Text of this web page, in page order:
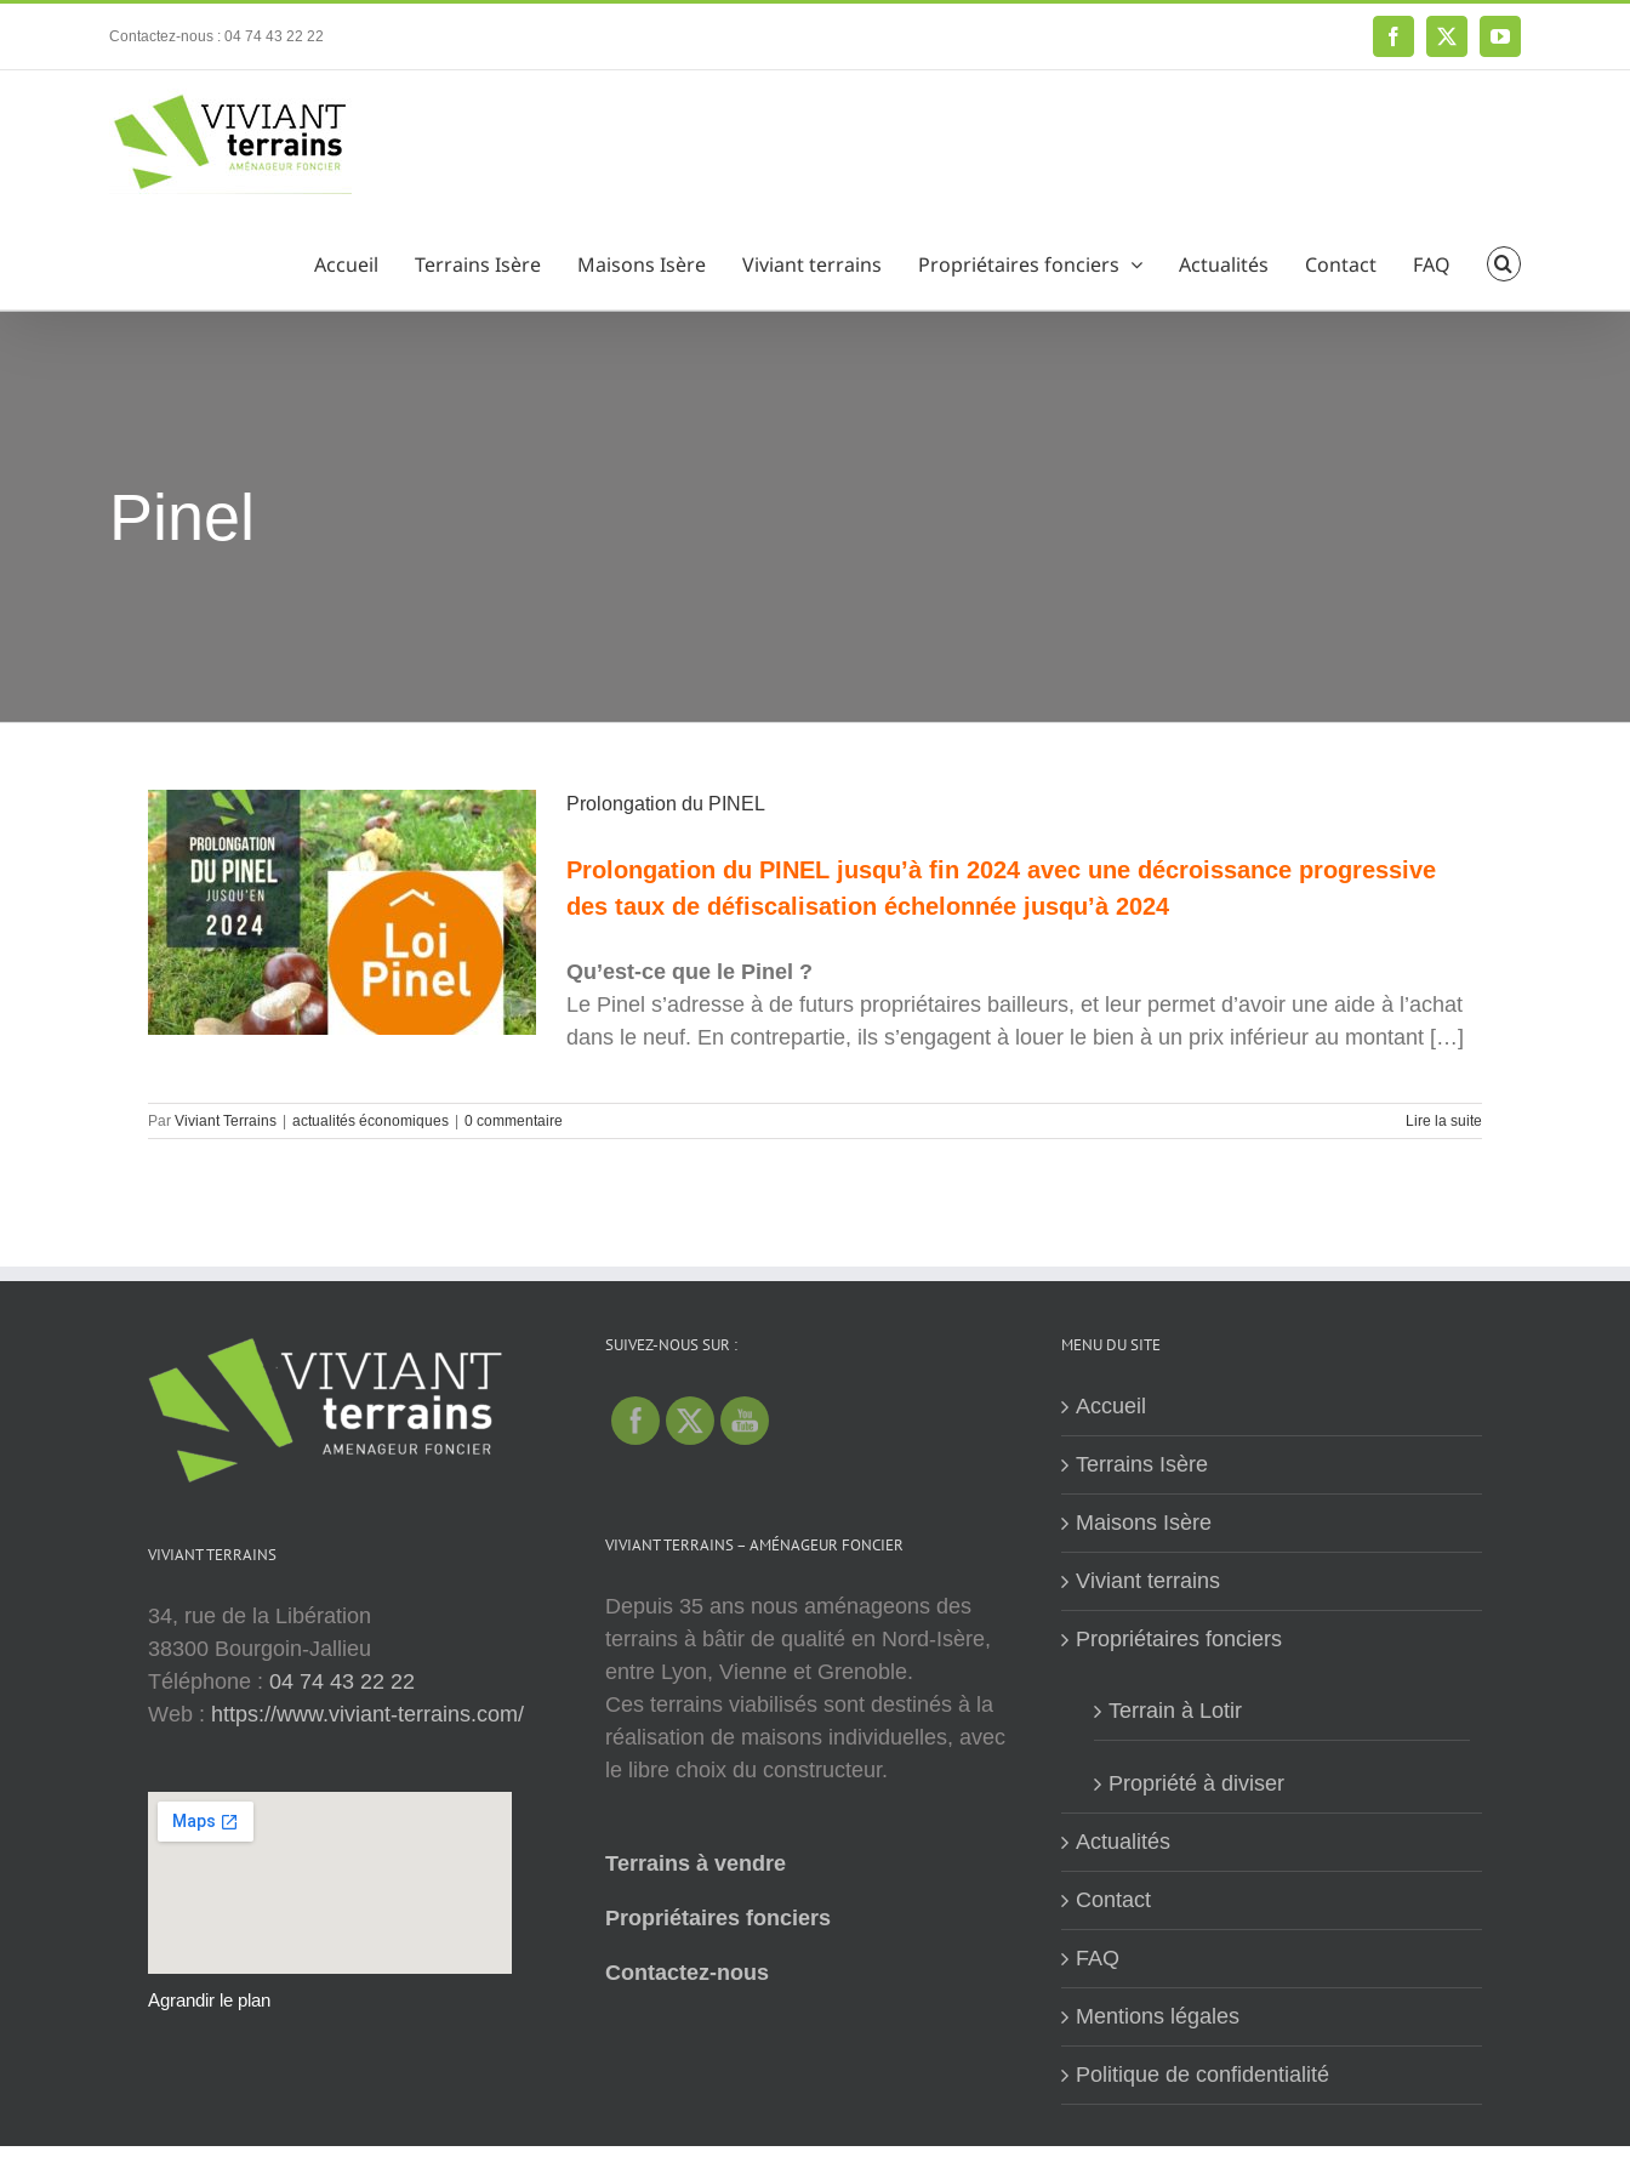
Contactez-nous : 04 74 43 22 22 Facebook
X YouTube
Accueil Terrains Isère Maisons Isère Viviant terrains Propriétaires fonciers Actualités Contact FAQ
Pinel
Prolongation du PINEL
Prolongation du PINEL jusqu’à fin 2024 avec une décroissance progressive
des taux de défiscalisation échelonnée jusqu’à 2024
Qu’est-ce que le Pinel ?
Le Pinel s’adresse à de futurs propriétaires bailleurs, et leur permet d’avoir une aide à l’achat
dans le neuf. En contrepartie, ils s’engagent à louer le bien à un prix inférieur au montant […]
Par Viviant Terrains actualités économiques 0 commentaire Lire la suite
VIVIANT TERRAINS
34, rue de la Libération
38300 Bourgoin-Jallieu
Téléphone : 04 74 43 22 22
Web : https://www.viviant-terrains.com/
Agrandir le plan
SUIVEZ-NOUS SUR :
VIVIANT TERRAINS – AMÉNAGEUR FONCIER
Depuis 35 ans nous aménageons des
terrains à bâtir de qualité en Nord-Isère,
entre Lyon, Vienne et Grenoble.
Ces terrains viabilisés sont destinés à la
réalisation de maisons individuelles, avec
le libre choix du constructeur.
Terrains à vendre
Propriétaires fonciers
Contactez-nous
MENU DU SITE
Accueil
Terrains Isère
Maisons Isère
Viviant terrains
Propriétaires fonciers
Terrain à Lotir
Propriété à diviser
Actualités
Contact
FAQ
Mentions légales
Politique de confidentialité